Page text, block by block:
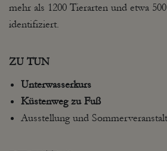
mehr als 1200 Tierarten und etwa
identifiziert.
ZU TUN
Unterwasserkurs
Küstenweg zu Fuß
Ausstellung und